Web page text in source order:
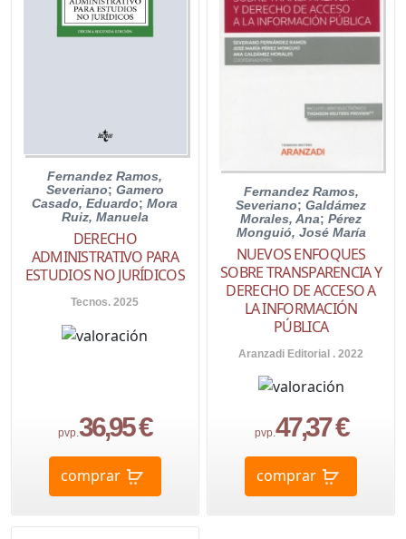
Fernandez Ramos,
Severiano; Gamero
Casado, Eduardo;Mora
Ruiz, Manuela
DERECHO
ADMINISTRATIVO PARA
ESTUDIOS NO JURÍDICOS
Tecnos. 2025
pvp.36,95 €
comprar
Fernandez Ramos,
Severiano;Galdámez
Morales, Ana;Pérez
Monguió, José María
NUEVOS ENFOQUES
SOBRE TRANSPARENCIA Y
DERECHO DE ACCESO A
LA INFORMACIÓN
PÚBLICA
Aranzadi Editorial . 2022
pvp.47,37 €
comprar